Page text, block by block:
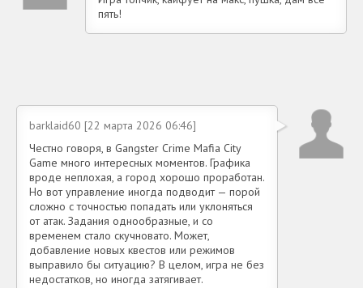
пять!
barklaid60 [22 марта 2026 06:46]
Честно говоря, в Gangster Crime Mafia City
Game много интересных моментов. Графика
вроде неплохая, а город хорошо проработан.
Но вот управление иногда подводит — порой
сложно с точностью попадать или уклоняться
от атак. Задания однообразные, и со
временем стало скучновато. Может,
добавление новых квестов или режимов
выправило бы ситуацию? В целом, игра не без
недостатков, но иногда затягивает.